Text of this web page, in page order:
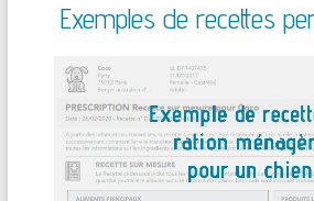
Exemples de recettes